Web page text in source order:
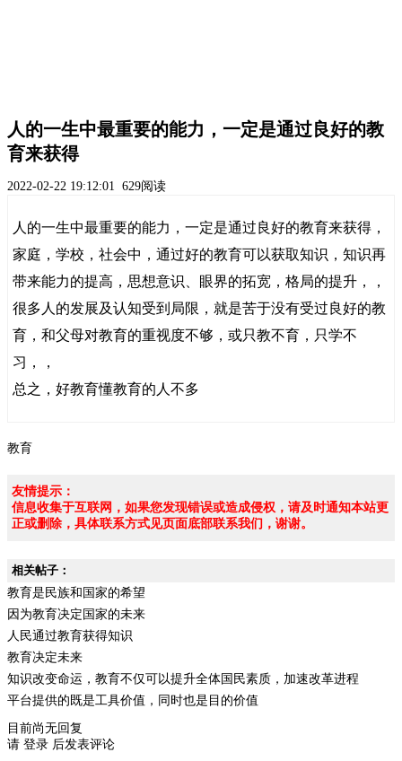
人的一生中最重要的能力，一定是通过良好的教
育来获得
2022-02-22 19:12:01 629阅读
人的一生中最重要的能力，一定是通过良好的教育来获得，
家庭，学校，社会中，通过好的教育可以获取知识，知识再
带来能力的提高，思想意识、眼界的拓宽，格局的提升，，
很多人的发展及认知受到局限，就是苦于没有受过良好的教
育，和父母对教育的重视度不够，或只教不育，只学不
习，，
总之，好教育懂教育的人不多
教育
友情提示：
信息收集于互联网，如果您发现错误或造成侵权，请及时通知本站更
正或删除，具体联系方式见页面底部联系我们，谢谢。
相关帖子：
教育是民族和国家的希望
因为教育决定国家的未来
人民通过教育获得知识
教育决定未来
知识改变命运，教育不仅可以提升全体国民素质，加速改革进程
平台提供的既是工具价值，同时也是目的价值
目前尚无回复
请 登录 后发表评论